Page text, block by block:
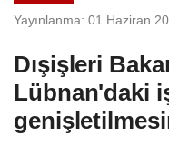
Yayınlanma: 01 Haziran
Dışişleri
Lübnan'daki